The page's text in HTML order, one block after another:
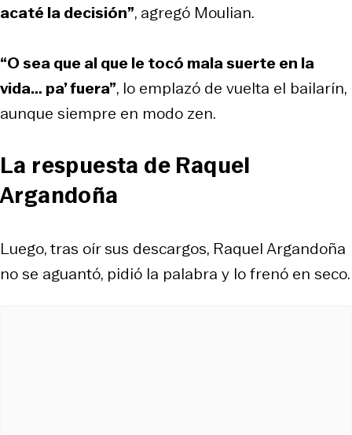
acaté la decisión”, agregó Moulian.
“O sea que al que le tocó mala suerte en la
vida… pa’ fuera”, lo emplazó de vuelta el bailarín,
aunque siempre en modo zen.
La respuesta de Raquel
Argandoña
Luego, tras oír sus descargos, Raquel Argandoña
no se aguantó, pidió la palabra y lo frenó en seco.